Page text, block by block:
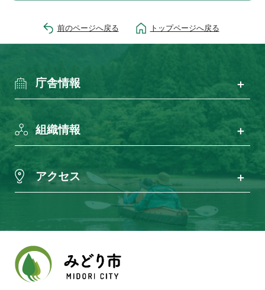
前のページへ戻る トップページへ戻る
庁舎情報
組織情報
アクセス